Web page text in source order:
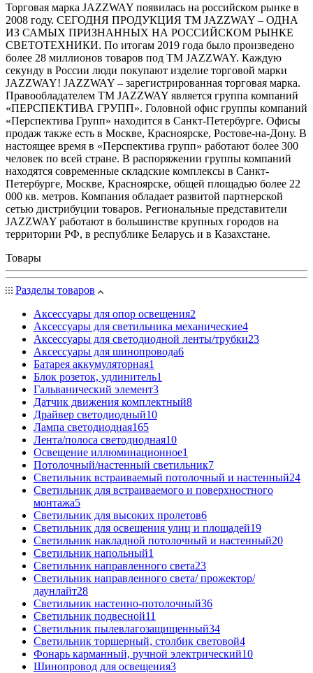
Торговая марка JAZZWAY появилась на российском рынке в
2008 году. СЕГОДНЯ ПРОДУКЦИЯ ТМ JAZZWAY – ОДНА
ИЗ САМЫХ ПРИЗНАННЫХ НА РОССИЙСКОМ РЫНКЕ
СВЕТОТЕХНИКИ. По итогам 2019 года было произведено
более 28 миллионов товаров под ТМ JAZZWAY. Каждую
секунду в России люди покупают изделие торговой марки
JAZZWAY! JAZZWAY – зарегистрированная торговая марка.
Правообладателем ТМ JAZZWAY является группа компаний
«ПЕРСПЕКТИВА ГРУПП». Головной офис группы компаний
«Перспектива Групп» находится в Санкт-Петербурге. Офисы
продаж также есть в Москве, Красноярске, Ростове-на-Дону. В
настоящее время в «Перспектива групп» работают более 300
человек по всей стране. В распоряжении группы компаний
находятся современные складские комплексы в Санкт-
Петербурге, Москве, Красноярске, общей площадью более 22
000 кв. метров. Компания обладает развитой партнерской
сетью дистрибуции товаров. Региональные представители
JAZZWAY работают в большинстве крупных городов на
территории РФ, в республике Беларусь и в Казахстане.
Товары
Разделы товаров
Аксессуары для опор освещения2
Аксессуары для светильника механические4
Аксессуары для светодиодной ленты/трубки23
Аксессуары для шинопровода6
Батарея аккумуляторная1
Блок розеток, удлинитель1
Гальванический элемент3
Датчик движения комплектный8
Драйвер светодиодный10
Лампа светодиодная165
Лента/полоса светодиодная10
Освещение иллюминационное1
Потолочный/настенный светильник7
Светильник встраиваемый потолочный и настенный24
Светильник для встраиваемого и поверхностного
монтажа5
Светильник для высоких пролетов6
Светильник для освещения улиц и площадей19
Светильник накладной потолочный и настенный20
Светильник напольный1
Светильник направленного света23
Светильник направленного света/ прожектор/
даунлайт28
Светильник настенно-потолочный36
Светильник подвесной11
Светильник пылевлагозащищенный34
Светильник торшерный, столбик световой4
Фонарь карманный, ручной электрический10
Шинопровод для освещения3